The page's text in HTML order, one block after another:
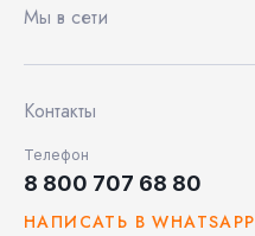
Мы в сети
Контакты
Телефон
8 800 707 68 80
НАПИСАТЬ В WHATSAPP